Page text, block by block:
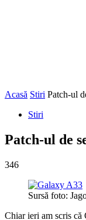
Acasă Stiri Patch-ul
Stiri
Patch-ul de
346
Sursă foto:
Chiar ieri am scris că